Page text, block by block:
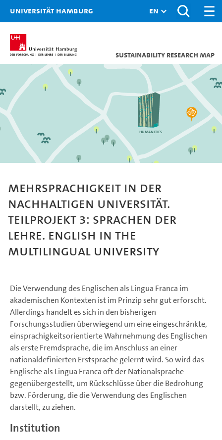
Universität Hamburg
Sustainability research map
Humanities
Mehrsprachigkeit in der
nachhaltigen Universität.
Teilprojekt 3: Sprachen der
Lehre. English in the
Multilingual University
Die Verwendung des Englischen als Lingua Franca im
akademischen Kontexten ist im Prinzip sehr gut erforscht.
Allerdings handelt es sich in den bisherigen
Forschungsstudien überwiegend um eine eingeschränkte,
einsprachigkeitsorientierte Wahrnehmung des Englischen
als erste Fremdsprache, die im Anschluss an einer
nationaldefinierten Erstsprache gelernt wird. So wird das
Englische als Lingua Franca oft der Nationalsprache
gegenübergestellt, um Rückschlüsse über die Bedrohung
bzw. Förderung, die die Verwendung des Englischen
darstellt, zu ziehen.
Institution